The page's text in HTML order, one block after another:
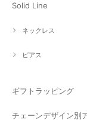
Solid Line
ネックレス
ピアス
ギフトラッピング
チェーンデザイン別